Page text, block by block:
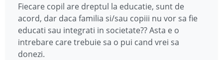
Fiecare copil are dreptul la educatie, sunt de
acord, dar daca familia si/sau copiii nu vor sa fie
educati sau integrati in societate?? Asta e o
intrebare care trebuie sa o pui cand vrei sa
donezi.